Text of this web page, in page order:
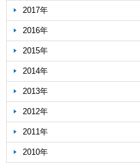
2017年
2016年
2015年
2014年
2013年
2012年
2011年
2010年